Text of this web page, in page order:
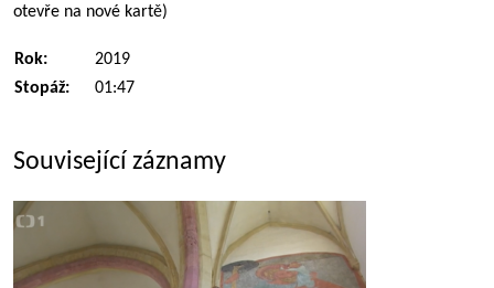
otevře na nové kartě)
Rok:
2019
Stopáž:
01:47
Související záznamy